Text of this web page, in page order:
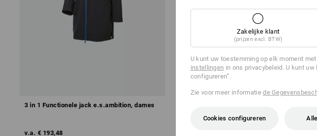
3 in 1 Functionele jack e.s.ambition, dames
v.a. € 193,48
Zakelijke klant
(prijzen excl. BTW)
U kunt uw toestemming op elk moment
instellingen in ons privacybeleid. U kunt
configureren”.
Zie voor meer informatiede
Cookies configureren